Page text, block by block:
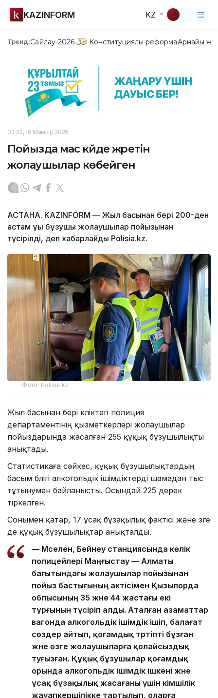
KAZINFORM KZ
Тренд:Сайлау-2026 Конституциялық реформаАрнайы
02:32, 16 Мамыр 2026
Пойызда мас күйде жүретін
жолаушылар көбейген
АСТАНА. KAZINFORM — Жыл басынан бері 200-ден
астам құқық бұзушы жолаушылар пойызынан
түсірілді, деп хабарлайды Polisia.kz.
Фото: Polisia.kz
Жыл басынан бері көліктегі полиция
департаментінің қызметкерлері жолаушылар
пойыздарында жасалған 255 құқық бұзушылықты
анықтады.
Статистикаға сәйкес, құқық бұзушылықтардың
басым бөлігі алкогольдік ішімдіктерді шамадан тыс
тұтынумен байланысты. Осындай 225 дерек
тіркелген.
Сонымен қатар, 17 ұсақ бұзақылық фактісі және өзге
де құқық бұзушылықтар анықталды.
— Мәселен, Бейнеу станциясында көлік
полицейлері Маңғыстау — Алматы
бағытындағы жолаушылар пойызынан
пойыз бастығының актісімен Қызылорда
облысының 35 және 44 жастағы екі
тұрғынын түсіріп алды. Аталған азаматтар
вагонда алкогольдік ішімдік ішіп, балағат
сөздер айтып, қоғамдық тәртіпті бұзған
және өзге жолаушыларға қолайсыздық
туғызған. Құқық бұзушылар қоғамдық
орында алкогольдік ішімдік ішкені және
ұсақ бұзақылық жасағаны үшін әкімшілік
жауапкершілікке тартылып, оларға